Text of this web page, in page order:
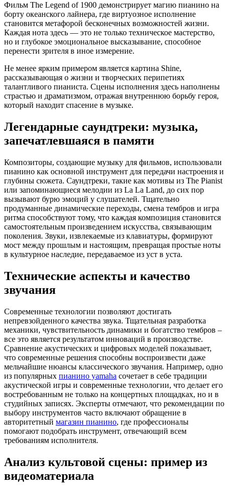
Фильм The Legend of 1900 демонстрирует магию пианино на
борту океанского лайнера, где виртуозное исполнение
становится метафорой бесконечных возможностей жизни.
Каждая нота здесь — это не только техническое мастерство,
но и глубокое эмоциональное высказывание, способное
перенести зрителя в иное измерение.
Не менее ярким примером является картина Shine,
рассказывающая о жизни и творческих перипетиях
талантливого пианиста. Сцены исполнения здесь наполнены
страстью и драматизмом, отражая внутреннюю борьбу героя,
который находит спасение в музыке.
Легендарные саундтреки: музыка,
запечатлевшаяся в памяти
Композиторы, создающие музыку для фильмов, использовали
пианино как основной инструмент для передачи настроения и
глубины сюжета. Саундтреки, такие как мотивы из The Pianist
или запоминающиеся мелодии из La La Land, до сих пор
вызывают бурю эмоций у слушателей. Тщательно
продуманные динамические переходы, смена тембров и игра
ритма способствуют тому, что каждая композиция становится
самостоятельным произведением искусства, связывающим
поколения. Звуки, извлекаемые из клавиатуры, формируют
мост между прошлым и настоящим, превращая простые ноты
в культурное наследие, передаваемое из уст в уста.
Технические аспекты и качество
звучания
Современные технологии позволяют достигать
непревзойденного качества звука. Тщательная разработка
механики, чувствительность динамики и богатство тембров –
все это является результатом инноваций в производстве.
Сравнение акустических и цифровых моделей показывает,
что современные решения способны воспроизвести даже
мельчайшие нюансы классического звучания. Например, одно
из популярных пианино yamaha сочетает в себе традиции
акустической игры и современные технологии, что делает его
востребованным не только на концертных площадках, но и в
студийных записях. Эксперты отмечают, что рекомендации по
выбору инструментов часто включают обращение в
авторитетный магазин пианино, где профессионалы
помогают подобрать инструмент, отвечающий всем
требованиям исполнителя.
Анализ культовой сцены: пример из
видеоматериала